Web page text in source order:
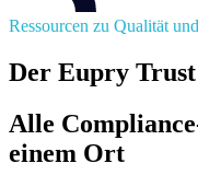
Ressourcen zu Qualität
Der Eupry
Alle
einem Ort